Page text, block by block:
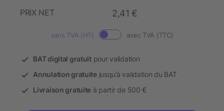
PRIX NET
2,41 €
sans TVA (HT) avec TVA (TTC)
BAT digital gratuitpour validation
Annulation gratuitejusqu’à validation du BAT
Livraison gratuite à partir de 500 €